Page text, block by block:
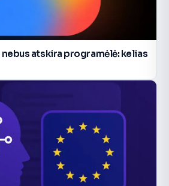
atskira programėlė: kelias